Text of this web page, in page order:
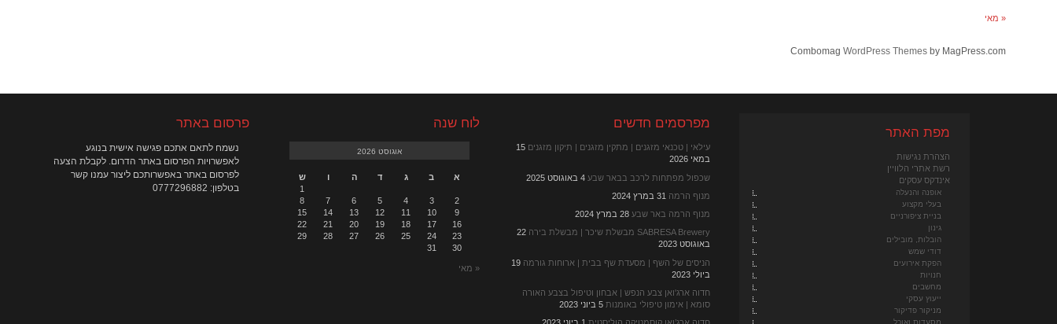
« מאי
CombomagWordPress Themes by MagPress.com
פרסום באתר
נשמח לתאם אתכם פגישה אישית בנוגע
לאפשרויות הפרסום באתר הדרום. לקבלת הצעה
לפרסום באתר באפשרותכם ליצור עמנו קשר
בטלפון: 0777296882
לוח שנה
אוגוסט 2026
א ב ג ד ה ו
ש
1
2
3
4
5
6
7
8
9
10
11
12
13
14
15
16
17
18
19
20
21
22
23
24
25
26
27
28
29
30
31
« מאי
מפרסמים חדשים
עילאי | טכנאי מזגנים | מתקין מזגנים | תיקון מזגנים 15
במאי 2026
שכפול מפתחות לרכב בבאר שבע 4 באוגוסט 2025
מנוף הרמה 31 במרץ 2024
מנוף הרמה באר שבע 28 במרץ 2024
SABRESA Brewery מבשלת שיכר | מבשלת בירה
22
באוגוסט 2023
הניסים של השף | מסעדת שף בבית | ארוחות גורמה 19
ביולי 2023
חדוה ארג'ואן צבע הנפש | אבחון וטיפול בצבע האורה
סומא | אימון טיפולי באומנות 5 ביוני 2023
מפת האתר
הצהרת נגישות
רשת אתרי הלוויין
אינדקס עסקים
אופנה והנעלה
בעלי מקצוע
בניית ציפורניים
גינון
הובלות, מובילים
דודי שמש
הפקת אירועים
חנויות
מחשבים
ייעוץ עסקי
מניקור פדיקור